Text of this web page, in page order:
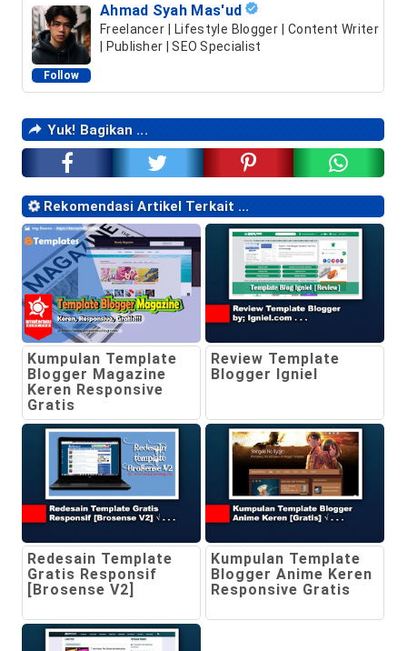
Follow
Ahmad Syah Mas'ud
Freelancer | Lifestyle Blogger | Content Writer
| Publisher | SEO Specialist
Yuk! Bagikan ...
Rekomendasi Artikel Terkait ...
Kumpulan Template
Blogger Magazine
Keren Responsive
Gratis
Review Template
Blogger Igniel
Redesain Template
Gratis Responsif
[Brosense V2]
Kumpulan Template
Blogger Anime Keren
Responsive Gratis